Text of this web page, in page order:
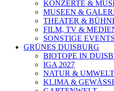
KONZERTE &
MUSEEN &
THEATER &
FILM, TV &
SONSTIGE EVENTS
GRÜNES DUISBURG
BIOTOPE IN
IGA 2027
NATUR & UMWELT
KLIMA &